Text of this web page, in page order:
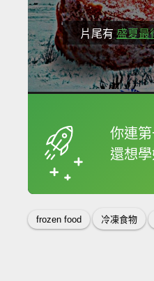
片尾有盛夏最
你連
還想
frozen food 冷凍食物